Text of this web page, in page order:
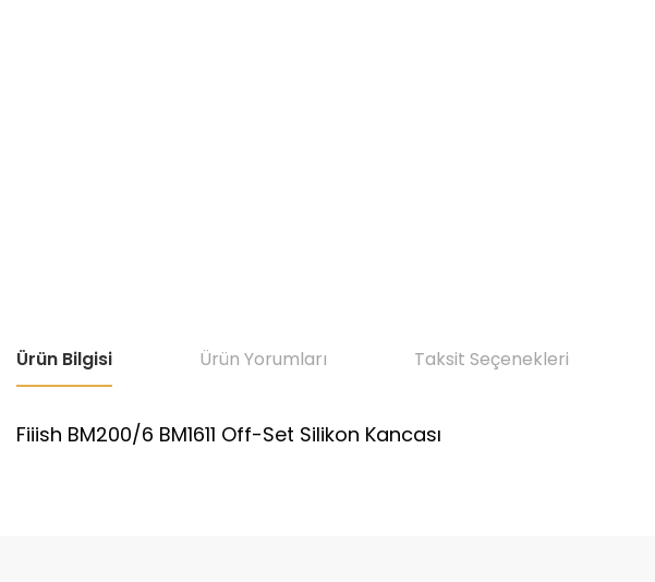
Ürün Bilgisi Ürün Yorumları Taksit Seçenekleri
Fiiish BM200/6 BM1611 Off-Set Silikon Kancası